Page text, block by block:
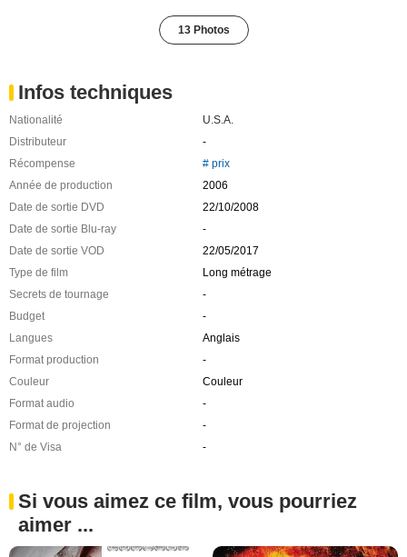
13 Photos
Infos techniques
Nationalité
U.S.A.
Distributeur
-
Récompense
# prix
Année de production
2006
Date de sortie DVD
22/10/2008
Date de sortie Blu-ray
-
Date de sortie VOD
22/05/2017
Type de film
Long métrage
Secrets de tournage
-
Budget
-
Langues
Anglais
Format production
-
Couleur
Couleur
Format audio
-
Format de projection
-
N° de Visa
-
Si vous aimez ce film, vous pourriez
aimer ...